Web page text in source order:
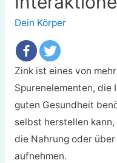
Dein Körper
Zink ist eines von
Spurenelementen, die
guten Gesundheit
selbst herstellen
die Nahrung oder
aufnehmen.